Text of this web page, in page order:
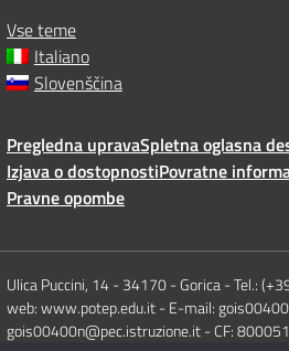
Vse teme
Italiano
Slovenščina
Pregledna upravaSpletna oglasna
Izjava o dostopnostiPovratne
Pravne opombe
Ulica Puccini, 14 - 34170 - Gorica - Tel.:
web: www.potep.edu.it - E-mail:
gois00400n@pec.istruzione.it - CF: